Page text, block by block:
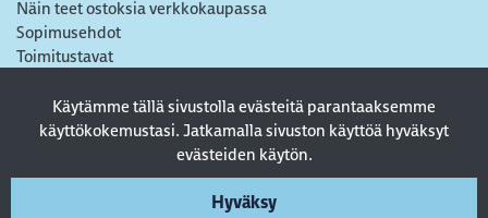
Käytämme tällä sivustolla evästeitä parantaaksemme
käyttökokemustasi. Jatkamalla sivuston käyttöä hyväksyt
evästeiden käytön.
Hyväksy
Näin teet ostoksia verkkokaupassa
Sopimusehdot
Toimitustavat
Tietosuojaseloste
Usein kysytyt kysymykset
Seuraa sosiaalisessa mediassa